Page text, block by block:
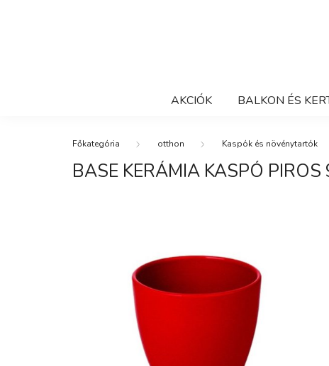
AKCIÓK BALKON ÉS
otthon Kaspók és növénytartók
BASE KERÁMIA KASPÓ PIROS